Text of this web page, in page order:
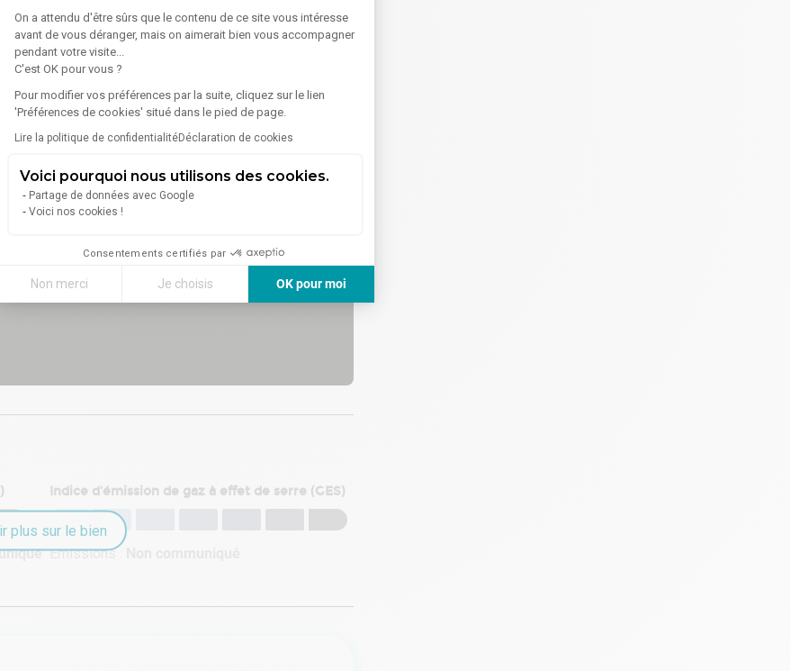
On a attendu d'être sûrs que le contenu de ce site vous intéresse
avant de vous déranger, mais on aimerait bien vous accompagner
pendant votre visite...
C'est OK pour vous ?
Pour modifier vos préférences par la suite, cliquez sur le lien
'Préférences de cookies' situé dans le pied de page.
Lire la politique de confidentialitéDéclaration de cookies
Voici pourquoi nous utilisons des cookies.
Partage de données avec Google
Voici nos cookies !
Consentements certifiés par
Non merci Je choisis OK pour moi
sur la carte
Indice d'émission de gaz à effet de serre (GES)
Émissions :
plus sur le bien